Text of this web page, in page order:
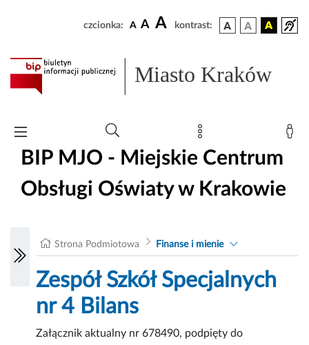
czcionka: A A A kontrast:
Miasto Kraków
BIP MJO - Miejskie Centrum
Obsługi Oświaty w Krakowie
Strona Podmiotowa Finanse i mienie
Zespół Szkół Specjalnych
nr 4 Bilans
Załącznik aktualny nr 678490, podpięty do